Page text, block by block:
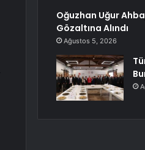
Oğuzhan Uğur
Gözaltına Alındı
Ağustos 5, 2026